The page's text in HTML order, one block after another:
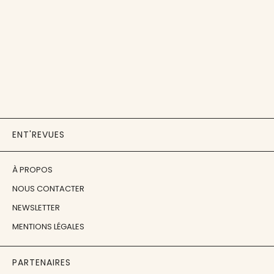
ENT'REVUES
À PROPOS
NOUS CONTACTER
NEWSLETTER
MENTIONS LÉGALES
PARTENAIRES